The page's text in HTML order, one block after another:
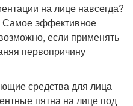
на лице навсегда?
Самое эффективное
если применять
первопричину
средства для лица
пятна на лице под